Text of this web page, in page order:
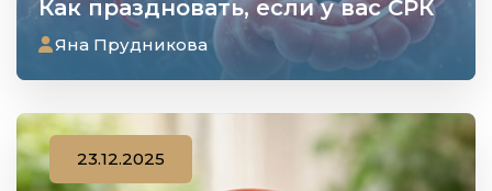
Как праздновать, если у вас СРК
Яна Прудникова
23.12.2025